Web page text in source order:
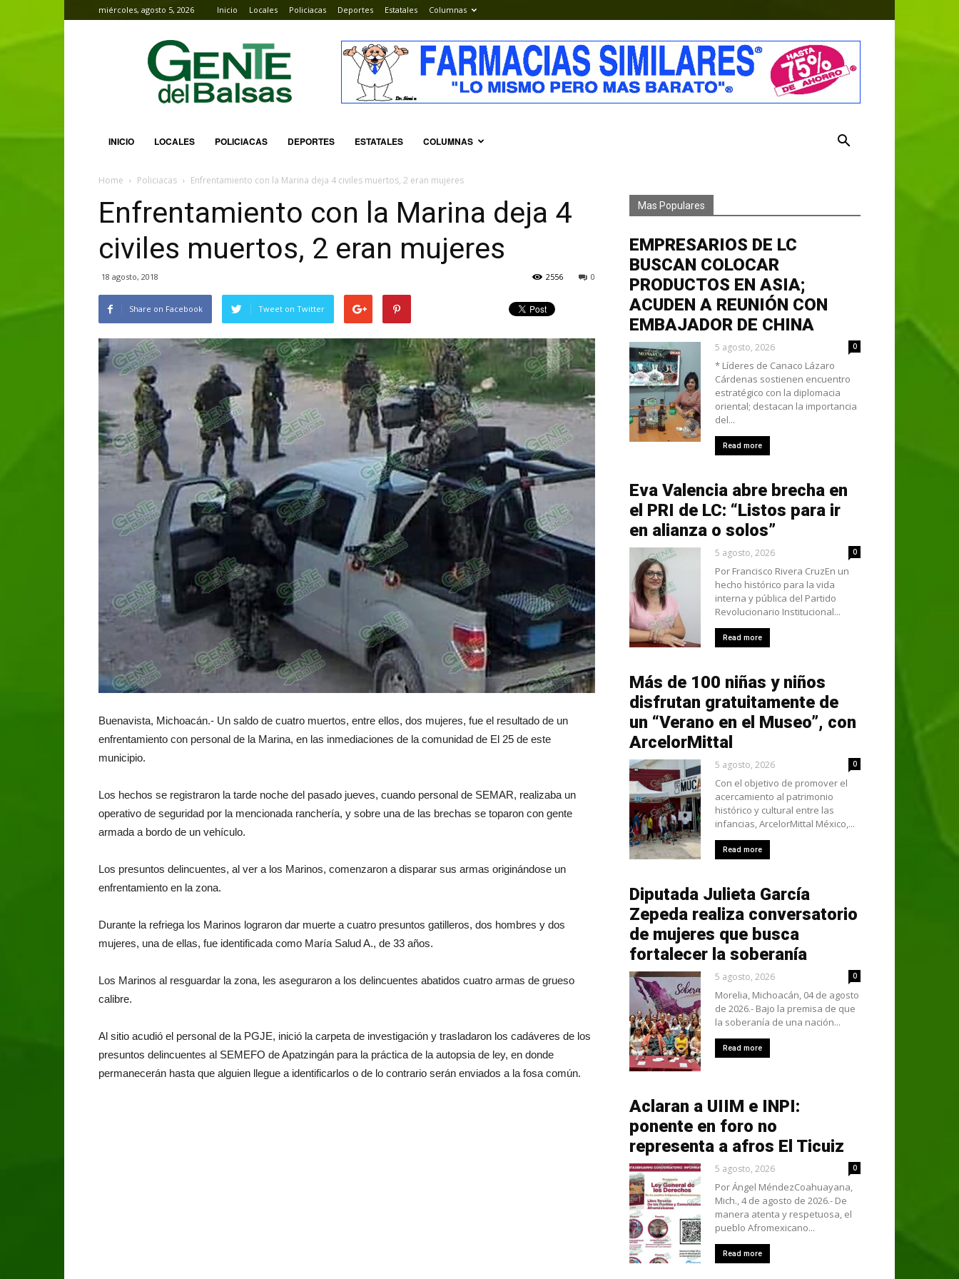
miércoles, agosto 5, 2026 Inicio Locales Policiacas Deportes Estatales Columnas
Gente
del
Balsas
INICIO LOCALES POLICIACAS DEPORTES ESTATALES COLUMNAS
Home Policiacas Enfrentamiento con la Marina deja 4 civiles muertos, 2 eran mujeres
Enfrentamiento con la Marina deja 4
civiles muertos, 2 eran mujeres
18 agosto, 2018 0
2556
Share on Facebook Tweet on Twitter
Buenavista, Michoacán.- Un saldo de cuatro muertos, entre ellos, dos mujeres, fue el resultado de un
enfrentamiento con personal de la Marina, en las inmediaciones de la comunidad de El 25 de este
municipio.
Los hechos se registraron la tarde noche del pasado jueves, cuando personal de SEMAR, realizaba un
operativo de seguridad por la mencionada ranchería, y sobre una de las brechas se toparon con gente
armada a bordo de un vehículo.
Los presuntos delincuentes, al ver a los Marinos, comenzaron a disparar sus armas originándose un
enfrentamiento en la zona.
Durante la refriega los Marinos lograron dar muerte a cuatro presuntos gatilleros, dos hombres y dos
mujeres, una de ellas, fue identificada como María Salud A., de 33 años.
Los Marinos al resguardar la zona, les aseguraron a los delincuentes abatidos cuatro armas de grueso
calibre.
Al sitio acudió el personal de la PGJE, inició la carpeta de investigación y trasladaron los cadáveres de los
presuntos delincuentes al SEMEFO de Apatzingán para la práctica de la autopsia de ley, en donde
permanecerán hasta que alguien llegue a identificarlos o de lo contrario serán enviados a la fosa común.
Mas Populares
EMPRESARIOS DE LC
BUSCAN COLOCAR
PRODUCTOS EN ASIA;
ACUDEN A REUNIÓN CON
EMBAJADOR DE CHINA
5 agosto, 2026 0
* Líderes de Canaco Lázaro
Cárdenas sostienen encuentro
estratégico con la diplomacia
oriental; destacan la importancia
del...
Read more
Eva Valencia abre brecha en
el PRI de LC: “Listos para ir
en alianza o solos”
5 agosto, 2026 0
Por Francisco Rivera CruzEn un
hecho histórico para la vida
interna y pública del Partido
Revolucionario Institucional...
Read more
Más de 100 niñas y niños
disfrutan gratuitamente de
un “Verano en el Museo”, con
ArcelorMittal
5 agosto, 2026 0
Con el objetivo de promover el
acercamiento al patrimonio
histórico y cultural entre las
infancias, ArcelorMittal México,...
Read more
Diputada Julieta García
Zepeda realiza conversatorio
de mujeres que busca
fortalecer la soberanía
5 agosto, 2026 0
Morelia, Michoacán, 04 de agosto
de 2026.- Bajo la premisa de que
la soberanía de una nación...
Read more
Aclaran a UIIM e INPI:
ponente en foro no
representa a afros El Ticuiz
5 agosto, 2026 0
Por Ángel MéndezCoahuayana,
Mich., 4 de agosto de 2026.- De
manera atenta y respetuosa, el
pueblo Afromexicano...
Read more